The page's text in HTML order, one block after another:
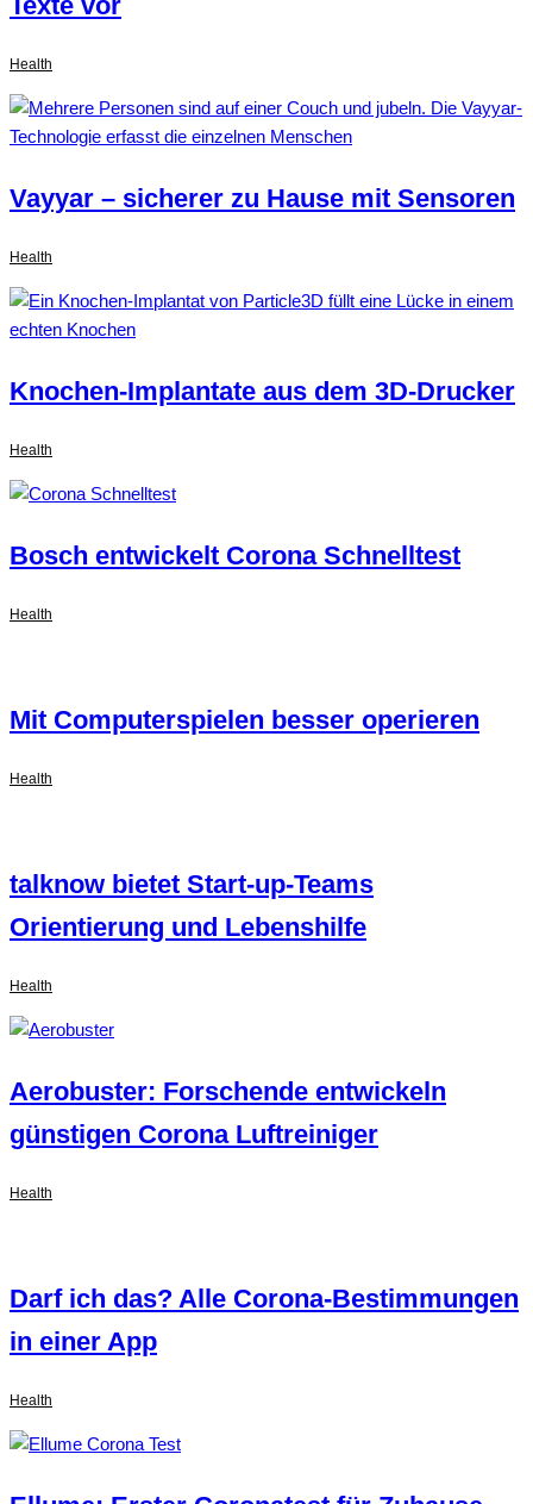
Health
Vayyar – sicherer zu Hause mit Sensoren
Health
Knochen-Implantate aus dem 3D-Drucker
Health
Bosch entwickelt Corona Schnelltest
Health
Mit Computerspielen besser operieren
Health
talknow bietet Start-up-Teams
Orientierung und Lebenshilfe
Health
Aerobuster: Forschende entwickeln
günstigen Corona Luftreiniger
Health
Darf ich das? Alle Corona-Bestimmungen
in einer App
Health